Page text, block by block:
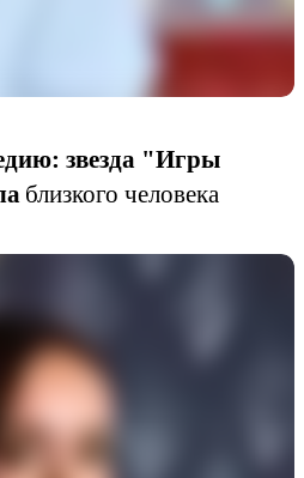
звезда "Игры
близкого человека